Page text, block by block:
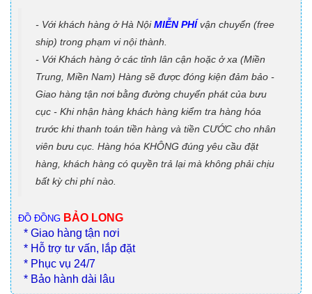
- Với khách hàng ở Hà NộiMIỄN PHÍ vận chuyển (free
ship) trong phạm vi nội thành.
- Với Khách hàng ở các tỉnh lân cận hoặc ở xa (Miền
Trung, Miền Nam) Hàng sẽ được đóng kiện đảm bảo -
Giao hàng tận nơi bằng đường chuyển phát của bưu
cục - Khi nhận hàng khách hàng kiểm tra hàng hóa
trước khi thanh toán tiền hàng và tiền CƯỚC cho nhân
viên bưu cục. Hàng hóa KHÔNG đúng yêu cầu đặt
hàng, khách hàng có quyền trả lại mà không phải chịu
bất kỳ chi phí nào.
ĐỒ ĐỒNG BẢO LONG
* Giao hàng tận nơi
* Hỗ trợ tư vấn, lắp đặt
* Phục vụ 24/7
* Bảo hành dài lâu